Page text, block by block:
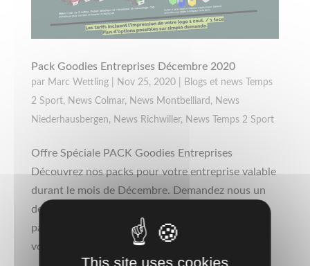
Pack Goodies Entreprises Décembre 2020
par Marc Wettling| Nov 25, 2020|
Blogs et news Temps
2 Sport, News Colmar, News Montbelliard , News
Niederhausbergen, News Richwiller, News Temps 2 Sport
Offre Spéciale PACK Goodies Entreprises
Découvrez nos packs pour votre entreprise valable
durant le mois de Décembre. Demandez nous un
devis Vous souhaitez plus d’information sur ces
packs entreprises. Ou, vous souhaitez composer
vous même un pack. Demandez nous...
This site uses cookies